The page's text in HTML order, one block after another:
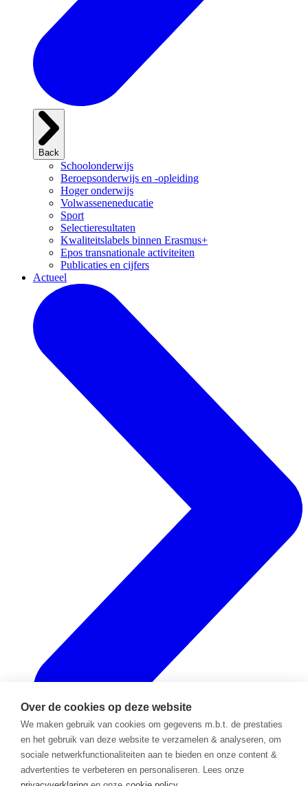
Back
Schoolonderwijs
Beroepsonderwijs en -opleiding
Hoger onderwijs
Volwasseneneducatie
Sport
Selectieresultaten
Kwaliteitslabels binnen Erasmus+
Epos transnationale activiteiten
Publicaties en cijfers
Actueel
Over de cookies op deze website
We maken gebruik van cookies om gegevens m.b.t. de prestaties
en het gebruik van deze website te verzamelen & analyseren, om
sociale netwerkfunctionaliteiten aan te bieden en onze content &
advertenties te verbeteren en personaliseren. Lees onze